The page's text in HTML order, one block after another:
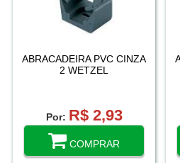
ABRACADEIRA PVC CINZA
2 WETZEL
Por: R$ 2,93
COMPRAR